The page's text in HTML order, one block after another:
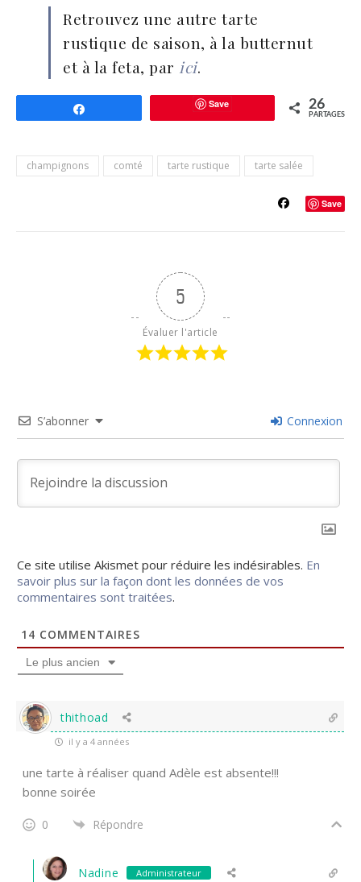
Retrouvez une autre tarte
rustique de saison, à la butternut
et à la feta, par ici.
Save 26
PARTAGES
champignons comté tarte rustique tarte salée
Save
5
Évaluer l'article
S’abonner Connexion
Ce site utilise Akismet pour réduire les indésirables. En
savoir plus sur la façon dont les données de vos
commentaires sont traitées.
14 COMMENTAIRES
Le plus ancien
thithoad
il y a 4 années
une tarte à réaliser quand Adèle est absente!!!
bonne soirée
0 Répondre
Nadine Administrateur